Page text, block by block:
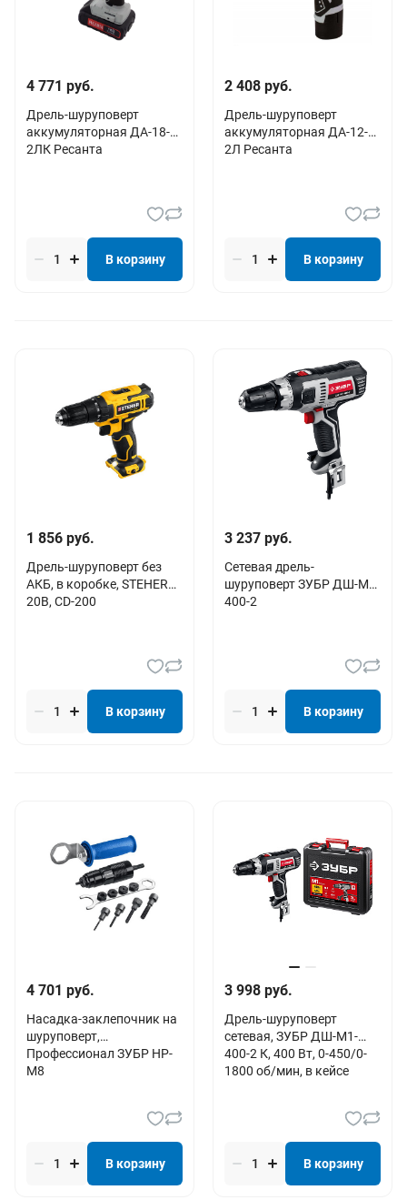
4 771 руб.
Дрель-шуруповерт
аккумуляторная ДА-18-
2ЛК Ресанта
В корзину
2 408 руб.
Дрель-шуруповерт
аккумуляторная ДА-12-
2Л Ресанта
В корзину
1 856 руб.
Дрель-шуруповерт без
АКБ, в коробке, STEHER
20В, CD-200
В корзину
3 237 руб.
Сетевая дрель-
шуруповерт ЗУБР ДШ-М1-
400-2
В корзину
4 701 руб.
Насадка-заклепочник на
шуруповерт,
Профессионал ЗУБР НР-
М8
В корзину
3 998 руб.
Дрель-шуруповерт
сетевая, ЗУБР ДШ-М1-
400-2 К, 400 Вт, 0-450/0-
1800 об/мин, в кейсе
В корзину